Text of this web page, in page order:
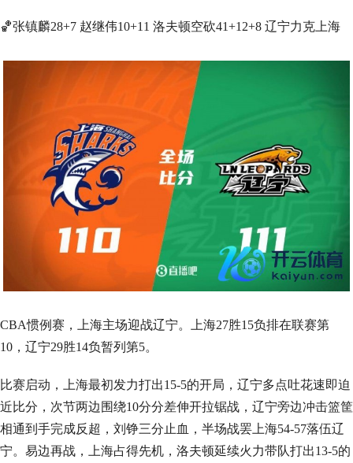
🏀张镇麟28+7 赵继伟10+11 洛夫顿空砍41+12+8 辽宁力克上海
CBA惯例赛，上海主场迎战辽宁。上海27胜15负排在联赛第
10，辽宁29胜14负暂列第5。
比赛启动，上海最初发力打出15-5的开局，辽宁多点吐花速即迫
近比分，次节两边围绕10分分差伸开拉锯战，辽宁旁边冲击篮筐
相通到手完成反超，刘铮三分止血，半场战罢上海54-57落伍辽
宁。易边再战，上海占得先机，洛夫顿延续火力带队打出13-5的